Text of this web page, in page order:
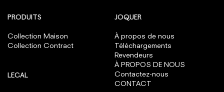
JOQUER
À propos de nous
Téléchargements
Revendeurs
À PROPOS DE NOUS
Contactez-nous
CONTACT
PRODUITS
Collection Maison
Collection Contract
LEGAL